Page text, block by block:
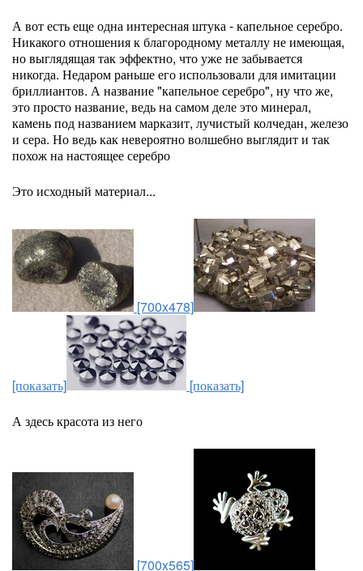
А вот есть еще одна интересная штука - капельное серебро.
Никакого отношения к благородному металлу не имеющая,
но выглядящая так эффектно, что уже не забывается
никогда. Недаром раньше его использовали для имитации
бриллиантов. А название "капельное серебро", ну что же,
это просто название, ведь на самом деле это минерал,
камень под названием марказит, лучистый колчедан, железо
и сера. Но ведь как невероятно волшебно выглядит и так
похож на настоящее серебро
Это исходный материал...
[700x478]
[показать]
[показать]
А здесь красота из него
[700x565]